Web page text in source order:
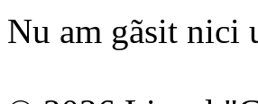
Nu am gãsit nici